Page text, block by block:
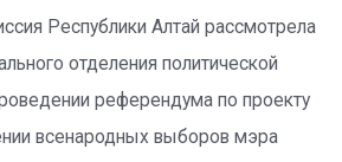
Республики Алтай рассмотрела
отделения политической
референдума по проекту
всенародных выборов мэра